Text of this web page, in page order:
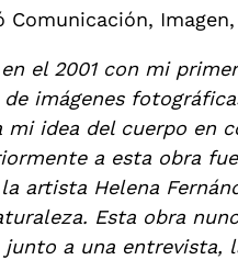
Comunicación,
el 2001 con mi
imágenes
mi idea del cuerpo en
a esta obra
artista Helena
Esta obra
a una entrevista,